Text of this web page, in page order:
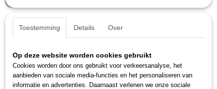
Toestemming Details Over
Op deze website worden cookies gebruikt
Cookies worden door ons gebruikt voor verkeersanalyse, het
aanbieden van sociale media-functies en het personaliseren van
informatie en advertenties. Daarnaast verlenen we onze sociale